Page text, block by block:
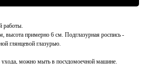
работы.
высота примерно 6 см. Подглазурная роспись -
глянцевой глазурью.
ухода, можно мыть в посудомоечной машине.